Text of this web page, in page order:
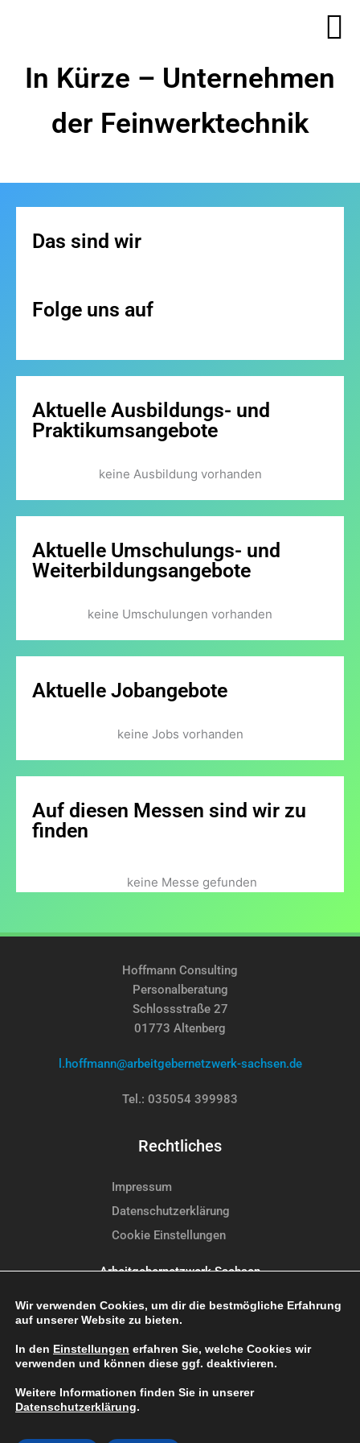
In Kürze – Unternehmen
der Feinwerktechnik
Das sind wir
Folge uns auf
Aktuelle Ausbildungs- und
Praktikumsangebote
keine Ausbildung vorhanden
Aktuelle Umschulungs- und
Weiterbildungsangebote
keine Umschulungen vorhanden
Aktuelle Jobangebote
keine Jobs vorhanden
Auf diesen Messen sind wir zu
finden
keine Messe gefunden
Hoffmann Consulting
Personalberatung
Schlossstraße 27
01773 Altenberg
l.hoffmann@arbeitgebernetzwerk-sachsen.de
Tel.: 035054 399983
Rechtliches
Impressum
Datenschutzerklärung
Cookie Einstellungen
Arbeitgebernetzwerk Sachsen
I
s
t
a
g
r
T
k
t
o
k
F
c
e
b
o
Y
u
t
u
L
n
k
e
P
n
Wir verwenden Cookies, um dir die bestmögliche Erfahrung
auf unserer Website zu bieten.
In den Einstellungen erfahren Sie, welche Cookies wir
verwenden und können diese ggf. deaktivieren.
Weitere Informationen finden Sie in unserer
Datenschutzerklärung.